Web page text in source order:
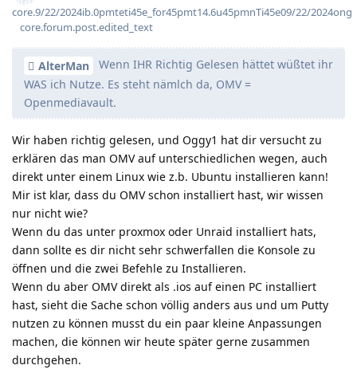
core.9/22/2024ib.0pmteti45e_for45pmt14.6u45pmnTi45e09/22/2024ong
core.forum.post.edited_text
AlterMan
Wenn IHR Richtig Gelesen hättet wüßtet ihr
WAS ich Nutze. Es steht nämlch da, OMV =
Openmediavault.
Wir haben richtig gelesen, und Oggy1 hat dir versucht zu
erklären das man OMV auf unterschiedlichen wegen, auch
direkt unter einem Linux wie z.b. Ubuntu installieren kann!
Mir ist klar, dass du OMV schon installiert hast, wir wissen
nur nicht wie?
Wenn du das unter proxmox oder Unraid installiert hats,
dann sollte es dir nicht sehr schwerfallen die Konsole zu
öffnen und die zwei Befehle zu Installieren.
Wenn du aber OMV direkt als .ios auf einen PC installiert
hast, sieht die Sache schon völlig anders aus und um Putty
nutzen zu können musst du ein paar kleine Anpassungen
machen, die können wir heute später gerne zusammen
durchgehen.